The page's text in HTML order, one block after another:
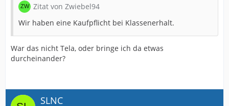
Zitat von Zwiebel94
Wir haben eine Kaufpflicht bei Klassenerhalt.
War das nicht Tela, oder bringe ich da etwas
durcheinander?
SLNC